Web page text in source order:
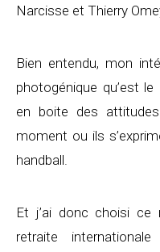
Narcisse et Thierry
Bien entendu, mon
photogénique qu’est
en boite des
moment ou ils
handball.
Et j’ai donc choisi ce
retraite